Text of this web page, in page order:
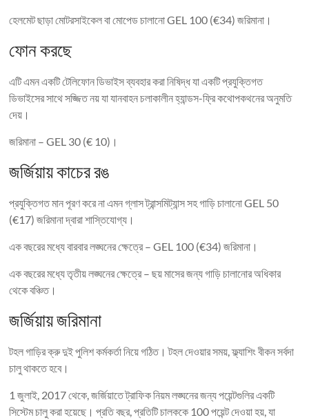
হেলমেট ছাড়া মোটরসাইকেল বা মোপেড চালানো GEL 100 (€34) জরিমানা।
ফোন করছে
এটি এমন একটি টেলিফোন ডিভাইস ব্যবহার করা নিষিদ্ধ যা একটি প্রযুক্তিগত
ডিভাইসের সাথে সজ্জিত নয় যা যানবাহন চলাকালীন হ্যান্ডস-ফ্রি কথোপকথনের অনুমতি
দেয়।
জরিমানা – GEL 30 (€ 10)।
জর্জিয়ায় কাচের রঙ
প্রযুক্তিগত মান পূরণ করে না এমন গ্লাস ট্রান্সমিট্যান্স সহ গাড়ি চালানো GEL 50
(€17) জরিমানা দ্বারা শাস্তিযোগ্য।
এক বছরের মধ্যে বারবার লঙ্ঘনের ক্ষেত্রে – GEL 100 (€34) জরিমানা।
এক বছরের মধ্যে তৃতীয় লঙ্ঘনের ক্ষেত্রে – ছয় মাসের জন্য গাড়ি চালানোর অধিকার
থেকে বঞ্চিত।
জর্জিয়ায় জরিমানা
টহল গাড়ির ক্রু দুই পুলিশ কর্মকর্তা নিয়ে গঠিত। টহল দেওয়ার সময়, ফ্ল্যাশিং বীকন সর্বদা
চালু থাকতে হবে।
1 জুলাই, 2017 থেকে, জর্জিয়াতে ট্রাফিক নিয়ম লঙ্ঘনের জন্য পয়েন্টগুলির একটি
সিস্টেম চালু করা হয়েছে। প্রতি বছর, প্রতিটি চালককে 100 পয়েন্ট দেওয়া হয়, যা